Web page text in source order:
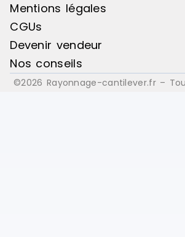
Mentions légales
CGUs
Devenir vendeur
Nos conseils
©2026 Rayonnage-cantilever.fr –